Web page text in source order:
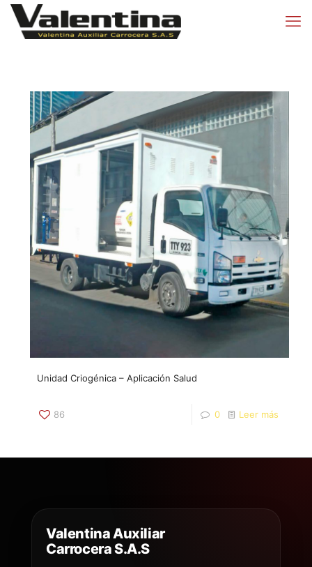
Unidad Criogénica – Aplicación Salud
86 0 Leer más
Valentina Auxiliar
Carrocera S.A.S